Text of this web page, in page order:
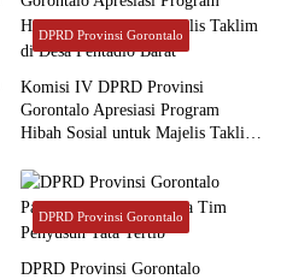
DPRD Provinsi Gorontalo
Komisi IV DPRD Provinsi
Gorontalo Apresiasi Program
Hibah Sosial untuk Majelis Taklim
DPRD Provinsi Gorontalo
DPRD Provinsi Gorontalo